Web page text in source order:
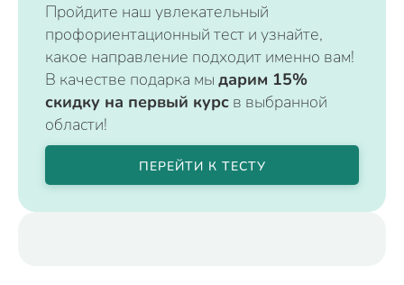
Пройдите наш увлекательный
профориентационный тест и узнайте,
какое направление подходит именно вам!
В качестве подарка мы дарим 15%
скидку на первый курс в выбранной
области!
ПЕРЕЙТИ К ТЕСТУ